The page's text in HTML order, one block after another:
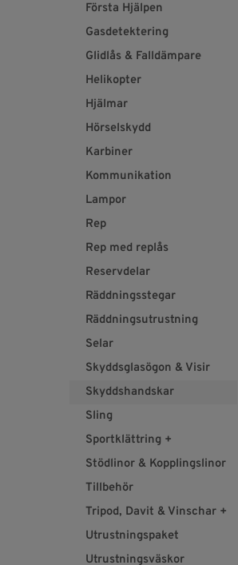
Första Hjälpen
Gasdetektering
Glidlås & Falldämpare
Helikopter
Hjälmar
Hörselskydd
Karbiner
Kommunikation
Lampor
Rep
Rep med replås
Reservdelar
Räddningsstegar
Räddningsutrustning
Selar
Skyddsglasögon & Visir
Skyddshandskar
Sling
Sportklättring +
Stödlinor & Kopplingslinor
Tillbehör
Tripod, Davit & Vinschar +
Utrustningspaket
Utrustningsväskor